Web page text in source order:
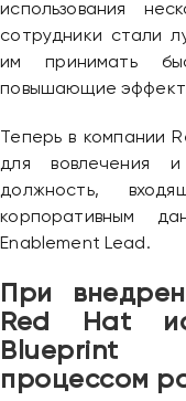
использования
сотрудники стали
им принимать
повышающие
Теперь в компании
для вовлечения и
должность,
корпоративным
Enablement Lead.
При
Red Hat
Blueprint
процессом